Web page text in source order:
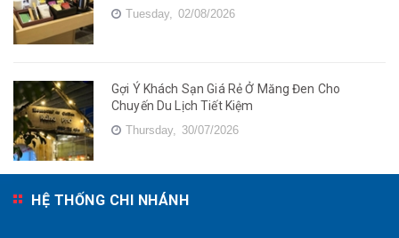
Tuesday, 02/08/2026
Gợi Ý Khách Sạn Giá Rẻ Ở Măng Đen Cho
Chuyến Du Lịch Tiết Kiệm
Thursday, 30/07/2026
HỆ THỐNG CHI NHÁNH